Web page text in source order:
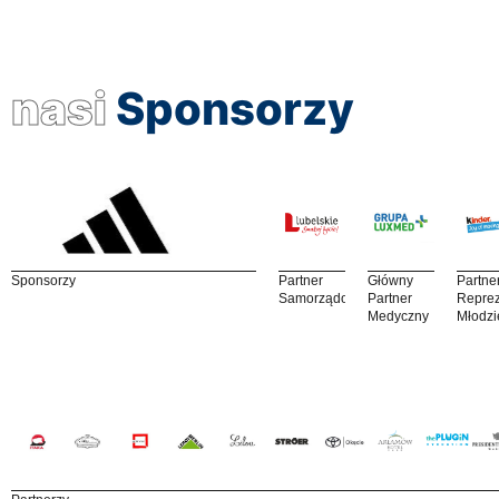
nasi Sponsorzy
Sponsorzy
Partner
Samorządowy
Główny
Partner
Medyczny